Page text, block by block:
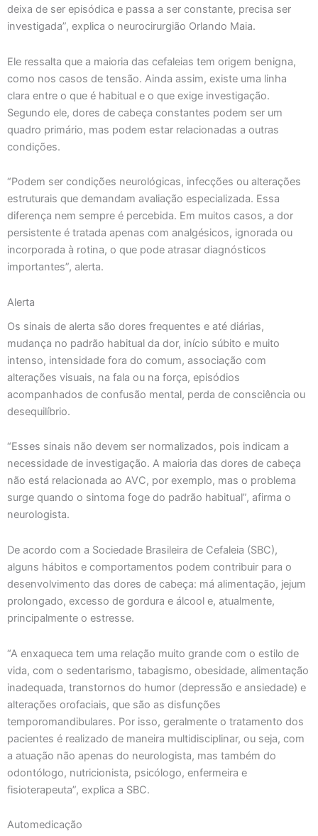
deixa de ser episódica e passa a ser constante, precisa ser
investigada”, explica o neurocirurgião Orlando Maia.
Ele ressalta que a maioria das cefaleias tem origem benigna,
como nos casos de tensão. Ainda assim, existe uma linha
clara entre o que é habitual e o que exige investigação.
Segundo ele, dores de cabeça constantes podem ser um
quadro primário, mas podem estar relacionadas a outras
condições.
“Podem ser condições neurológicas, infecções ou alterações
estruturais que demandam avaliação especializada. Essa
diferença nem sempre é percebida. Em muitos casos, a dor
persistente é tratada apenas com analgésicos, ignorada ou
incorporada à rotina, o que pode atrasar diagnósticos
importantes”, alerta.
Alerta
Os sinais de alerta são dores frequentes e até diárias,
mudança no padrão habitual da dor, início súbito e muito
intenso, intensidade fora do comum, associação com
alterações visuais, na fala ou na força, episódios
acompanhados de confusão mental, perda de consciência ou
desequilíbrio.
“Esses sinais não devem ser normalizados, pois indicam a
necessidade de investigação. A maioria das dores de cabeça
não está relacionada ao AVC, por exemplo, mas o problema
surge quando o sintoma foge do padrão habitual”, afirma o
neurologista.
De acordo com a Sociedade Brasileira de Cefaleia (SBC),
alguns hábitos e comportamentos podem contribuir para o
desenvolvimento das dores de cabeça: má alimentação, jejum
prolongado, excesso de gordura e álcool e, atualmente,
principalmente o estresse.
“A enxaqueca tem uma relação muito grande com o estilo de
vida, com o sedentarismo, tabagismo, obesidade, alimentação
inadequada, transtornos do humor (depressão e ansiedade) e
alterações orofaciais, que são as disfunções
temporomandibulares. Por isso, geralmente o tratamento dos
pacientes é realizado de maneira multidisciplinar, ou seja, com
a atuação não apenas do neurologista, mas também do
odontólogo, nutricionista, psicólogo, enfermeira e
fisioterapeuta”, explica a SBC.
Automedicação